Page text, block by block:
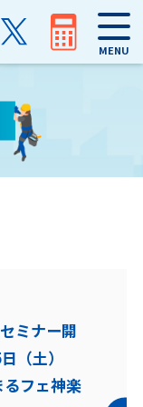
MENU
ミナー開
（土）
フェ神楽